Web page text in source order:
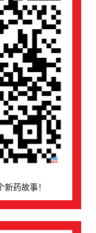
药故事！